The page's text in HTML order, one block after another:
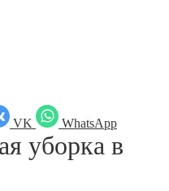
VK WhatsApp
уборка в